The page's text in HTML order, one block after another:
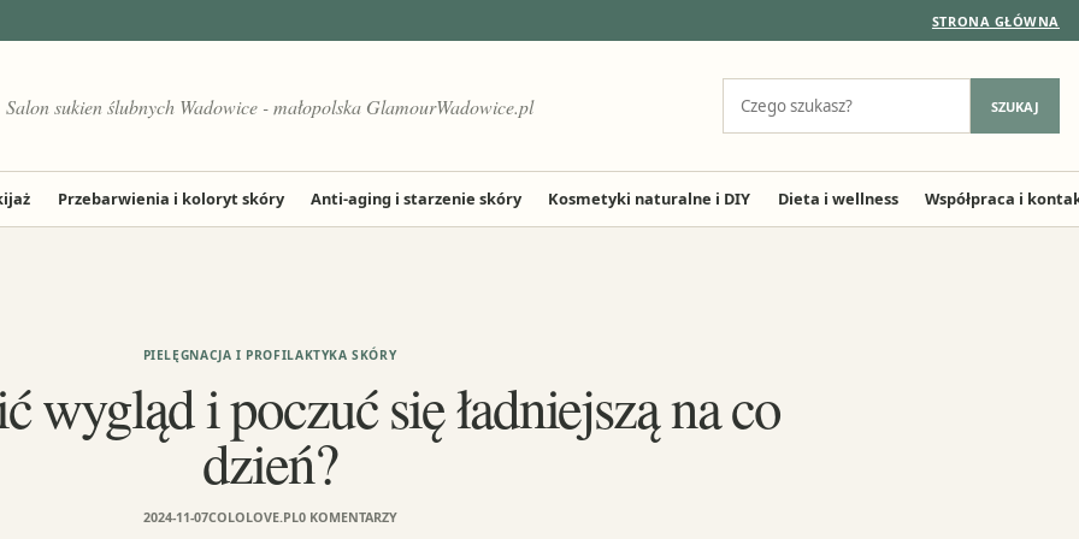
STRONA GŁÓWNA
Salon sukien ślubnych Wadowice - małopolska GlamourWadowice.pl SZUKAJ
Przebarwienia i koloryt skóry Anti-aging i starzenie skóry Kosmetyki naturalne i DIY Dieta i wellness Współpraca i
PIELĘGNACJA I PROFILAKTYKA SKÓRY
wygląd i poczuć się ładniejszą na co
dzień?
2024-11-07COLOLOVE.PL0 KOMENTARZY